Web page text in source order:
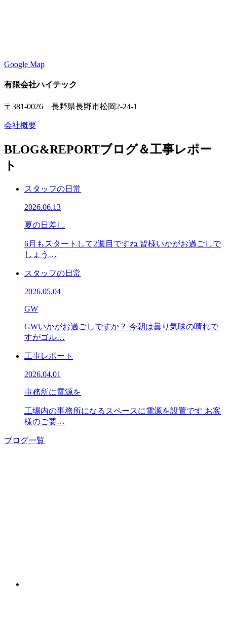
Google Map
有限会社ハイテック
〒381-0026 長野県長野市松岡2-24-1
会社概要
BLOG&REPORTブログ＆工事レポー
ト
スタッフの日常
2026.06.13
夏の日差し
6月もスタートして2週目ですね 皆様いかがお過ごしで
しょう…
スタッフの日常
2026.05.04
GW
GWいかがお過ごしですか？ 今朝は曇り気味の晴れで
すがゴル…
工事レポート
2026.04.01
事務所に電源を
工場内の事務所になるスペースに電源を設置です お客
様のご要…
ブログ一覧